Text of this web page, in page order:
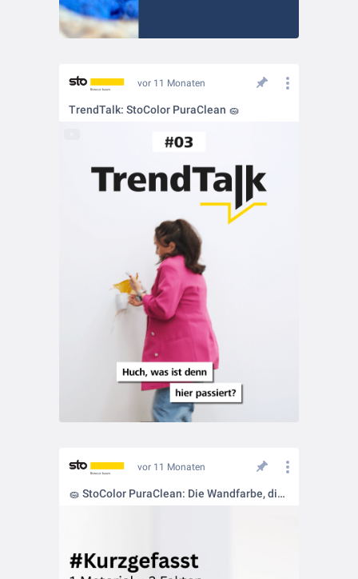
vor 11 Monaten
TrendTalk: StoColor PuraClean 🧽
vor 11 Monaten
🧽 StoColor PuraClean: Die Wandfarbe, die mitdenkt